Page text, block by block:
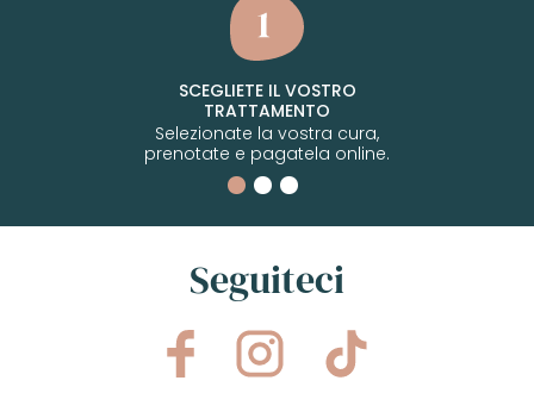
SCEGLIETE IL VOSTRO
TRATTAMENTO
Selezionate la vostra cura,
prenotate e pagatela online.
Seguiteci